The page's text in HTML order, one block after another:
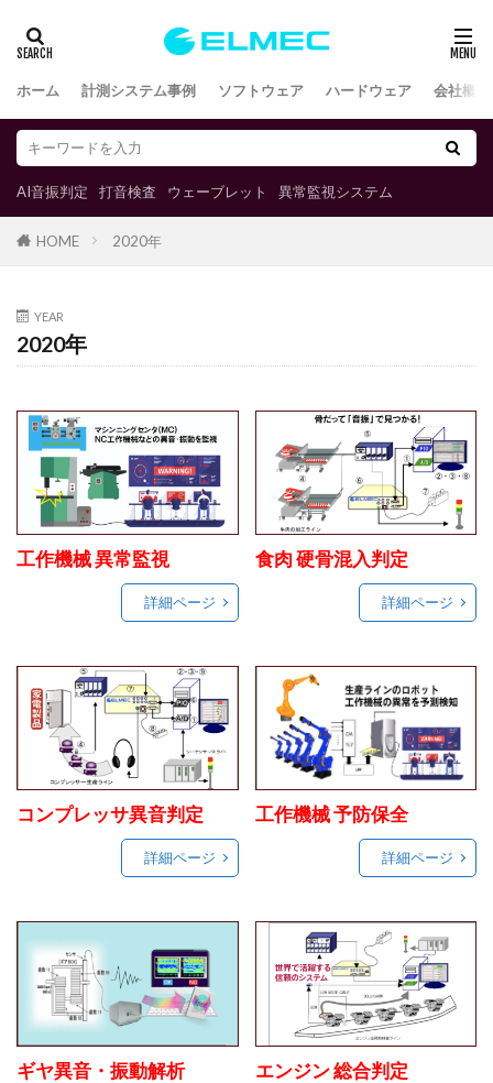
ホーム 計測システム事例 ソフトウェア ハードウェア 会社概要
AI音振判定 打音検査 ウェーブレット 異常監視システム
HOME 2020年
YEAR
2020年
工作機械 異常監視
詳細ページ
食肉 硬骨混入判定
詳細ページ
コンプレッサ異音判定
詳細ページ
工作機械 予防保全
詳細ページ
ギヤ異音・振動解析 エンジン 総合判定